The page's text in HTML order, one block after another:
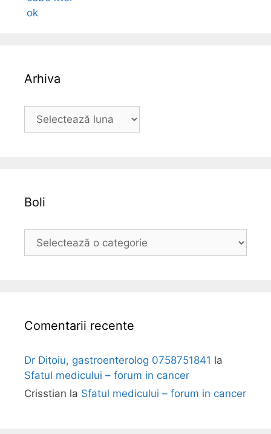
Arhiva
Boli
Comentarii recente
Dr Ditoiu, gastroenterolog 0758751841 la
Sfatul medicului – forum in cancer
Crisstian la Sfatul medicului – forum in cancer